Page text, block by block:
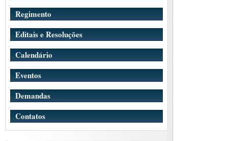
Regimento
Editais e Resoluções
Calendário
Eventos
Demandas
Contatos